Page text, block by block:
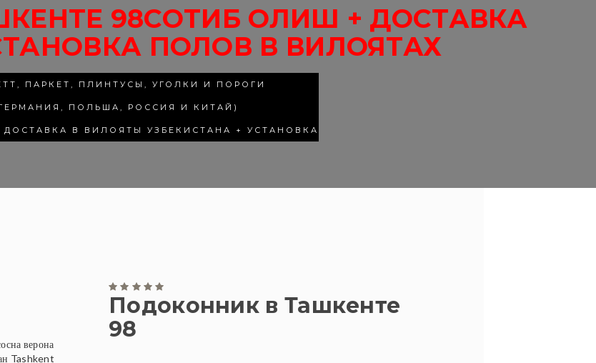
98СОТИБ ОЛИШ + ДОСТАВКА
ПОЛОВ В ВИЛОЯТАХ
ПАРКЕТ, ПЛИНТУСЫ, УГОЛКИ И ПОРОГИ
ПОЛЬША, РОССИЯ И КИТАЙ)
ДОСТАВКА В ВИЛОЯТЫ УЗБЕКИСТАНА + УСТАНОВКА
Подоконник в Ташкенте
98